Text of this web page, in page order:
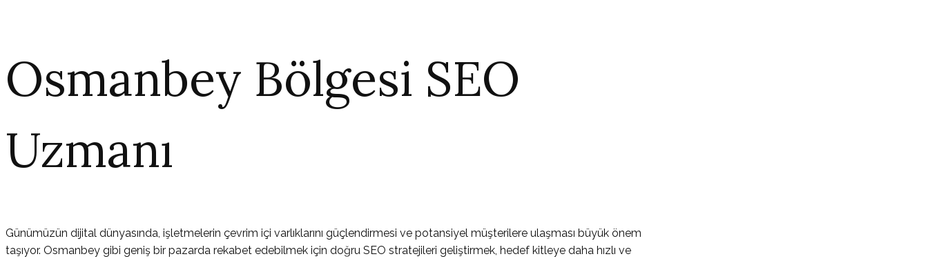
Osmanbey Bölgesi SEO
Uzmanı
Günümüzün dijital dünyasında, işletmelerin çevrim içi varlıklarını güçlendirmesi ve potansiyel müşterilere ulaşması büyük önem
taşıyor. Osmanbey gibi geniş bir pazarda rekabet edebilmek için doğru SEO stratejileri geliştirmek, hedef kitleye daha hızlı ve